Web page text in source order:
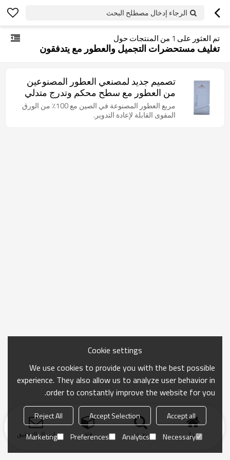
الرجاء إدخال مصطلح البحث
تم العثور على 1 من المنتجات حول
تغليف مستحضرات التجميل والعطور مع يتدفقون
تصميم جديد لمصنعي العطور المصنوعين
من العطور مع سطح محكم وتدرج متدلي
مربع العطور المصنوعة في الصين مع 100٪ من الورق
المقوى القابلة لإعادة التدوير.
منزل بحث فئة ارسال التحقيق
Cookie settings
We use cookies to provide you with the best possible
experience. They also allow us to analyze user behavior in
order to constantly improve the website for you.
Accept all
Accept Selection
Reject All
Necessary
Analytics
Preferences
Marketing